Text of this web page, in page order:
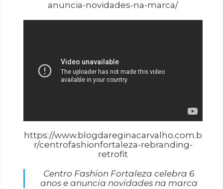
anuncia-novidades-na-marca/
https://www.blogdareginacarvalho.com.b
r/centrofashionfortaleza-rebranding-
retrofit
Centro Fashion Fortaleza celebra 6
anos e anuncia novidades na marca